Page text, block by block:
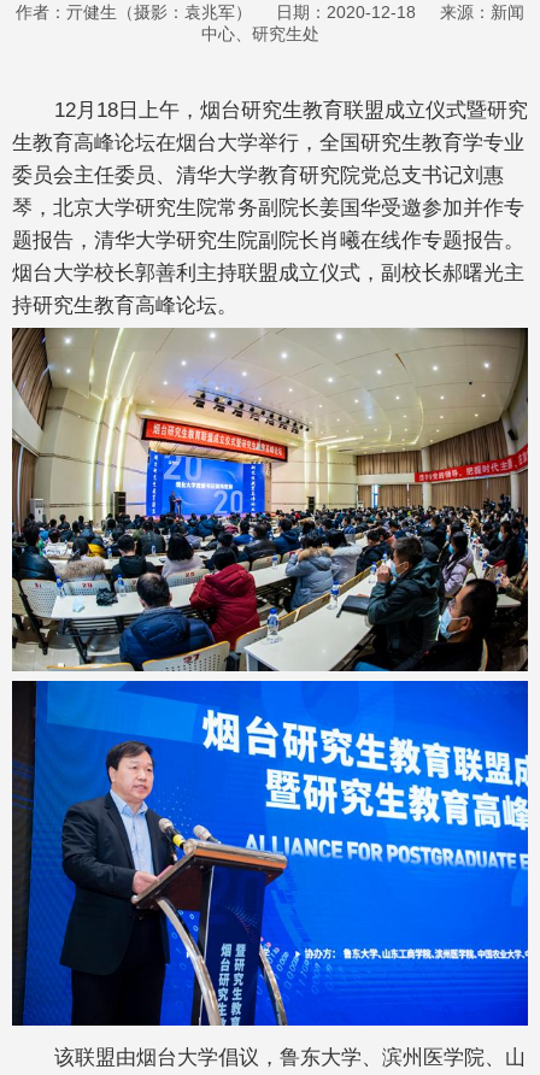
作者：亓健生（摄影：袁兆军） 日期：2020-12-18 来源：新闻
中心、研究生处
12月18日上午，烟台研究生教育联盟成立仪式暨研究
生教育高峰论坛在烟台大学举行，全国研究生教育学专业
委员会主任委员、清华大学教育研究院党总支书记刘惠
琴，北京大学研究生院常务副院长姜国华受邀参加并作专
题报告，清华大学研究生院副院长肖曦在线作专题报告。
烟台大学校长郭善利主持联盟成立仪式，副校长郝曙光主
持研究生教育高峰论坛。
该联盟由烟台大学倡议，鲁东大学、滨州医学院、山